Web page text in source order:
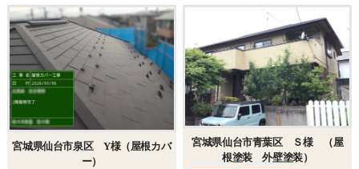
宮城県仙台市泉区 Y様（屋根カバ
ー）
宮城県仙台市青葉区 Ｓ様 （屋
根塗装 外壁塗装）